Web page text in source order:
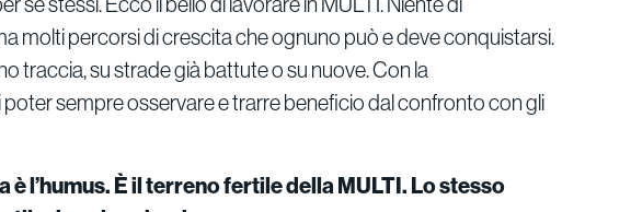
molti percorsi di crescita che ognuno può e deve conquistarsi.
traccia, su strade già battute o su nuove. Con la
sempre osservare e trarre beneficio dal confronto con gli
è l’humus. È il terreno fertile della MULTI. Lo stesso